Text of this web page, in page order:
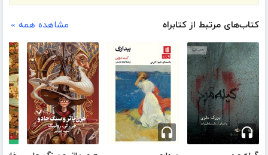
کتاب‌های مرتبط از کتابراه مشاهده همه »